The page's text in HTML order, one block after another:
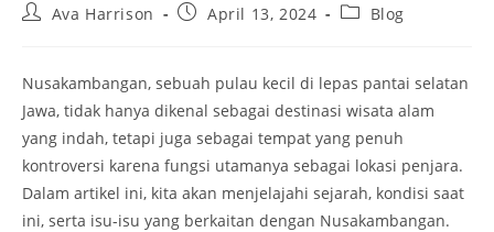
PostAva Harrison
PostApril 13, 2024
PostBlog
Nusakambangan, sebuah pulau kecil di lepas pantai selatan
Jawa, tidak hanya dikenal sebagai destinasi wisata alam
yang indah, tetapi juga sebagai tempat yang penuh
kontroversi karena fungsi utamanya sebagai lokasi penjara.
Dalam artikel ini, kita akan menjelajahi sejarah, kondisi saat
ini, serta isu-isu yang berkaitan dengan Nusakambangan.